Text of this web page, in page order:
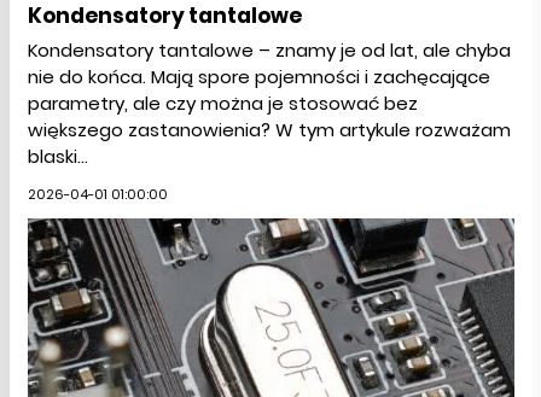
Kondensatory tantalowe
Kondensatory tantalowe – znamy je od lat, ale chyba
nie do końca. Mają spore pojemności i zachęcające
parametry, ale czy można je stosować bez
większego zastanowienia? W tym artykule rozważam
blaski...
2026-04-01 01:00:00